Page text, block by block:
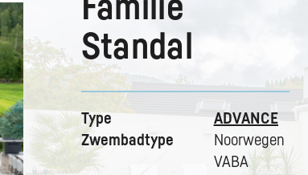
Familie
Standal
Type
ADVANCE
Zwembadtype
Noorwegen
VABA